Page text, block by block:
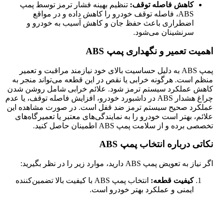
کاهش فاصله توقف: تنظیم بهینه فشار ترمز توسط پمپ
ABS، فاصله توقف خودرو را کاهش داده و در مواقع
اضطراری باعث حفظ جان و کاهش آسیب به خودرو و
سرنشینان می‌شود.
اهمیت تعمیر و نگهداری پمپ ABS
پمپ ABS به دلیل حساسیت بالای خود نیازمند مراقبت و تعمیر
منظم است. هرگونه خرابی یا نقص در این قطعه می‌تواند منجر به
کاهش عملکرد سیستم ترمز شود. علائم خرابی شامل روشن شدن
چراغ هشدار ABS در داشبورد خودرو، افزایش فاصله توقف، یا عدم
عملکرد صحیح سیستم ترمز ضد قفل است. در صورت مشاهده این
علائم، بهتر است خودرو را به نمایندگی‌های معتبر یا تعمیرگاه‌های
تخصصی برده و از سلامت پمپ ABS اطمینان حاصل کنید.
نکاتی درباره انتخاب پمپ ABS
اگر نیاز به تعویض پمپ ABS دارید، موارد زیر را در نظر بگیرید:
کیفیت قطعه:
انتخاب پمپ ABS با کیفیت بالا تضمین‌کننده
ایمنی و عملکرد بهتر خودرو است.